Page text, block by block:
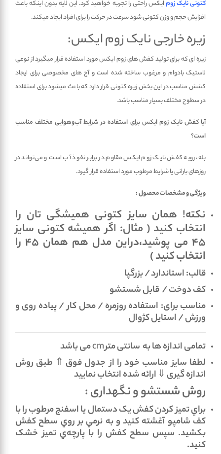
کتونی نایک زومایکس راحتی را تجربه خواهید کرد. این لایه بدون اینکه باعث
افزایش حجم و وزن کتونی شود سرعت در حرکت را برای افراد ایجاد می­کند.
زیره خارجی نایک زوم ایکس:
زیره­ ای که برای تولید کفش­ های زوم ایکس مورد استفاده قرار می­گیرد از نوعی
لاستیک بادوام و مرغوب ساخته شده است و آج ­های مخصوصی برای ایجاد
کشش مناسب در این بخش زیره کتونی قرار دارد که باعث می­شود برای استفاده
در سطوح مختلف بسیار مناسب باشد.
آیا کفش نایک زوم ایکس برای استفاده در شرایط آب‌وهوایی مختلف مناسب
است؟
بله، رویه کفش نایک زوم ایکس مقاوم در برابر نفوذ آب است و می‌تواند در
روزهای بارانی یا شرایط مرطوب مورد استفاده قرار گیرد.
ویژگی و مشخصات محصول :
نکته! همان سایز کتونی همیشگی تان را
انتخاب کنید ( مثال: اگر همیشه کتونی سایز
45 می پوشید،دراین مدل هم همان 45 را
انتخاب کنید )
قالب: استاندارد / بزرگپا
کف دوخت / قابل شستشو
مناسب برای: استفاده روزمره / محل کار / پیاده روی و
ورزش / استایل کژوال
تمامی اندازه ها به سانتی مترcmمی باشد
لطفا سایز مناسب خود را از جدول فوق ⇑ طبق روش
اندازه گیری ⇓ ارائه شده انتخاب نمایید
روش شستشو و نگهداری :
براي تميز کردن کفش يک دستمال يا اسفنج مرطوب را با
کف شامپو آغشته کنيد و به نرمي بر روي سطح کفش
بکشيد. سپس سطح کفش را با پارچه‌ي تميز خشک
کنيد.